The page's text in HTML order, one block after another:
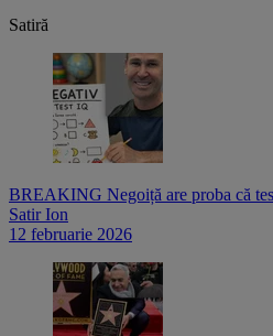
Satiră
BREAKING Negoiță are proba că
Satir Ion
12 februarie 2026